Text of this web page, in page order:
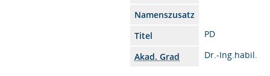
Namenszusatz
Titel
PD
Akad. Grad
Dr.-Ing.habil.